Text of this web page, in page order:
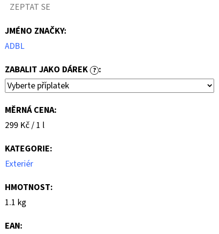
ZEPTAT SE
JMÉNO ZNAČKY:
ADBL
ZABALIT JAKO DÁREK ? :
MĚRNÁ CENA:
Měrná
299 Kč / 1 l
KATEGORIE:
Exteriér
HMOTNOST:
1.1 kg
EAN: